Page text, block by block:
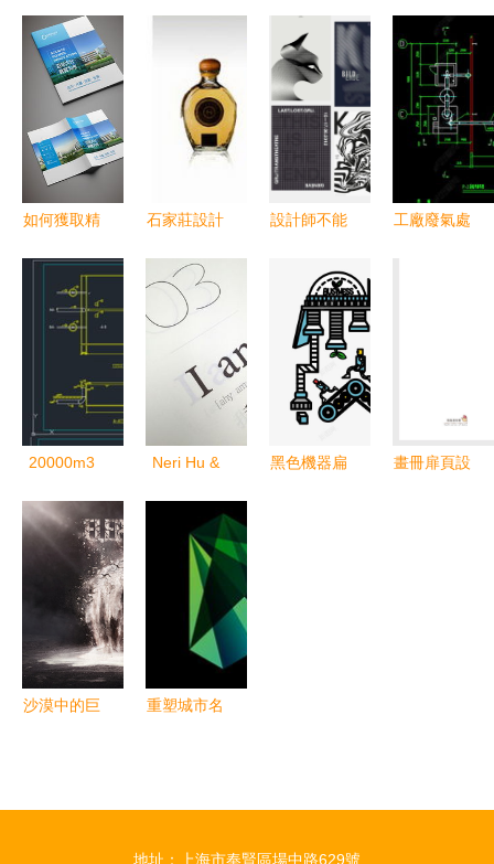
如何獲取精
圖 素材篩
選與高效應
用指南
石家莊設計
解析 VI設
計、標志設
冊的整合力
設計師不能
平面設計趨
勢
工廠廢氣處
20000m3
理廠平面設
計圖 實用
CAD圖紙資
源解析
Neri Hu &
面設計重塑
時代的視覺
秩序
黑色機器扁
畫冊扉頁設
沙漠中的巨
重塑城市名
地址：上海市奉賢區場中路629號